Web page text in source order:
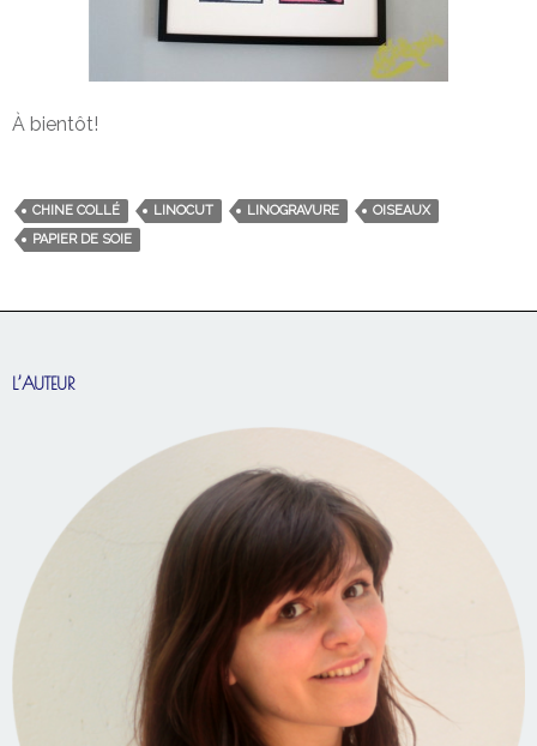
À bientôt!
CHINE COLLÉ LINOCUT LINOGRAVURE
OISEAUX
PAPIER DE SOIE
L’AUTEUR